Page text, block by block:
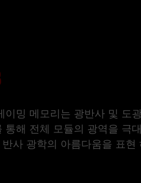
이밍 메모리는 광반사 및 도
해 전체 모듈의 광역을 극
사 광학의 아름다움을 표현